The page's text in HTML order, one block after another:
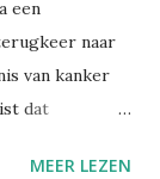
een
naar
van kanker
dat
MEER LEZEN